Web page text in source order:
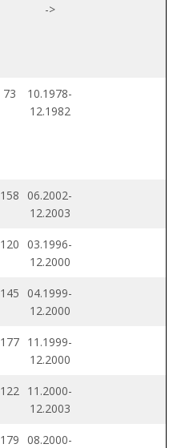
->
73
10.1978-
12.1982
158
06.2002-
12.2003
120 03.1996-
12.2000
145
04.1999-
12.2000
177 11.1999-
12.2000
122
11.2000-
12.2003
179 08.2000-